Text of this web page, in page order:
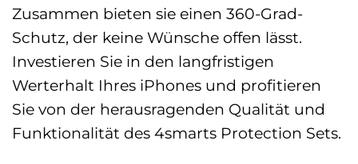
Zusammen bieten sie einen 360-Grad-
Schutz, der keine Wünsche offen lässt.
Investieren Sie in den langfristigen
Werterhalt Ihres iPhones und profitieren
Sie von der herausragenden Qualität und
Funktionalität des 4smarts Protection Sets.